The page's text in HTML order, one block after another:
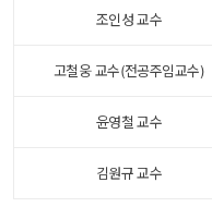
조인성 교수
고철웅 교수(전공주임교수)
윤영철 교수
김원규 교수